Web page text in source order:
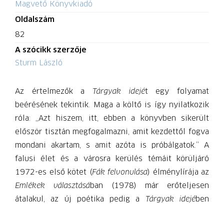
Magvető Könyvkiadó
Oldalszám
82
A szócikk szerzője
Sturm László
Az értelmezők a Tárgyak idejét egy folyamat
beérésének tekintik. Maga a költő is így nyilatkozik
róla: „Azt hiszem, itt, ebben a könyvben sikerült
először tisztán megfogalmazni, amit kezdettől fogva
mondani akartam, s amit azóta is próbálgatok.” A
falusi élet és a városra kerülés témáit körüljáró
1972-es első kötet (Fák felvonulása) élménylírája az
Emlékek választásában (1978) már erőteljesen
átalakul, az új poétika pedig a
Tárgyak idejében